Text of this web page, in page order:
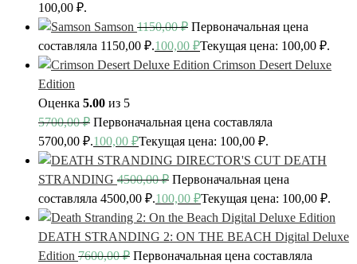
100,00 ₽.
Samson 1150,00₽ Первоначальная цена
составляла 1150,00 ₽.100,00 ₽Текущая цена: 100,00 ₽.
Crimson Desert Deluxe
Edition
Оценка 5.00 из 5
5700,00₽ Первоначальная цена составляла
5700,00 ₽.100,00 ₽Текущая цена: 100,00 ₽.
DEATH
STRANDING 4500,00₽ Первоначальная цена
составляла 4500,00 ₽.100,00 ₽Текущая цена: 100,00 ₽.
DEATH STRANDING 2: ON THE BEACH Digital Deluxe
Edition 7600,00₽ Первоначальная цена составляла